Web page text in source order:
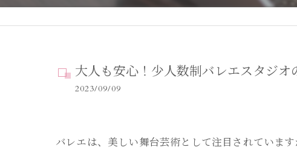
大人も安心！少人数制バレエスタジオ
2023/09/09
バレエは、美しい舞台芸術として注目されていま